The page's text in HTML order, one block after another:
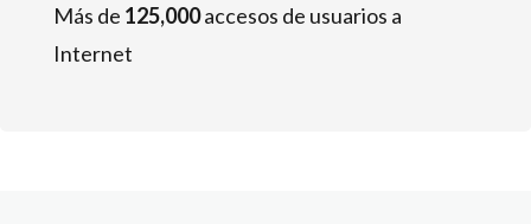
Más de 125,000accesos de usuarios a
Internet